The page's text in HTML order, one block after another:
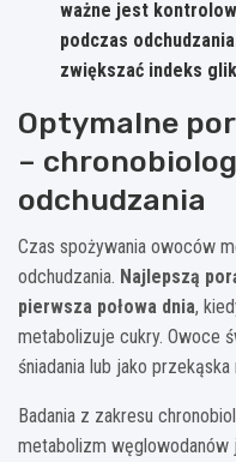
ważne jest
podczas
zwiększać indeks
Optymalne
–
odchudzania
Czas spożywania owoców
odchudzania. Najlepszą
pierwsza połowa dnia,
metabolizuje cukry. Owoce
śniadania lub jako przekąska
Badania z zakresu
metabolizm